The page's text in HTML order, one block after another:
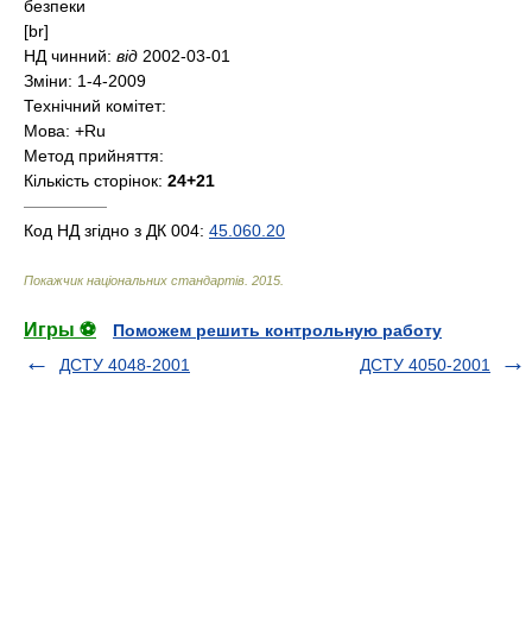
безпеки
[br]
НД чинний: від 2002-03-01
Зміни: 1-4-2009
Технічний комітет:
Мова: +Ru
Метод прийняття:
Кількість сторінок: 24+21
—————
Код НД згідно з ДК 004: 45.060.20
Покажчик національних стандартів 2015
Игры ⚽
Поможем решить контрольную работу
ДСТУ 4048-2001
ДСТУ 4050-2001